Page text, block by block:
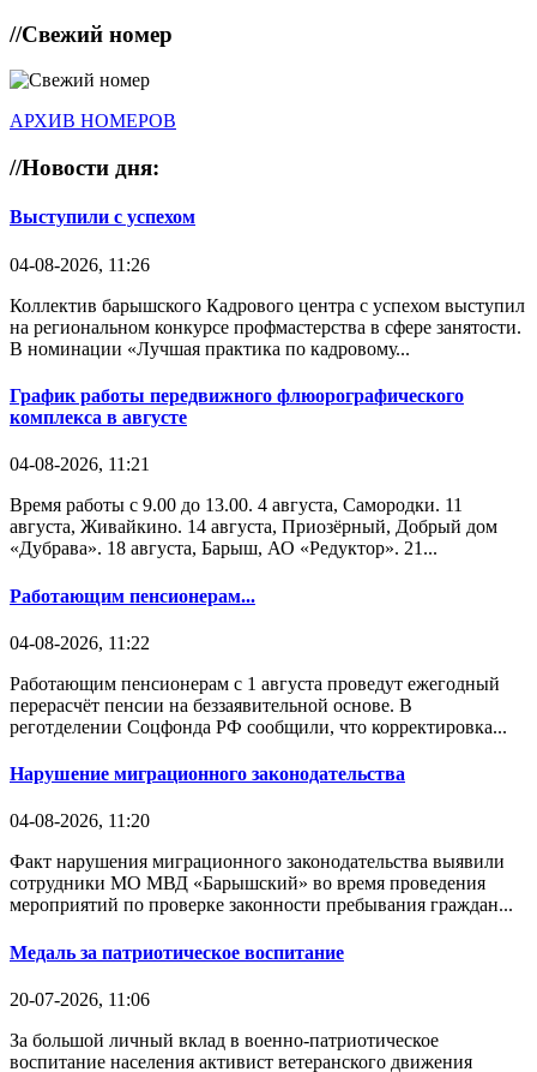
//Свежий номер
АРХИВ НОМЕРОВ
//Новости дня:
Выступили с успехом
04-08-2026, 11:26
Коллектив барышского Кадрового центра с успехом выступил
на региональном конкурсе профмастерства в сфере занятости.
В номинации «Лучшая практика по кадровому...
График работы передвижного флюорографического
комплекса в августе
04-08-2026, 11:21
Время работы с 9.00 до 13.00. 4 августа, Самородки. 11
августа, Живайкино. 14 августа, Приозёрный, Добрый дом
«Дубрава». 18 августа, Барыш, АО «Редуктор». 21...
Работающим пенсионерам...
04-08-2026, 11:22
Работающим пенсионерам с 1 августа проведут ежегодный
перерасчёт пенсии на беззаявительной основе. В
реготделении Соцфонда РФ сообщили, что корректировка...
Нарушение миграционного законодательства
04-08-2026, 11:20
Факт нарушения миграционного законодательства выявили
сотрудники МО МВД «Барышский» во время проведения
мероприятий по проверке законности пребывания граждан...
Медаль за патриотическое воспитание
20-07-2026, 11:06
За большой личный вклад в военно-патриотическое
воспитание населения активист ветеранского движения